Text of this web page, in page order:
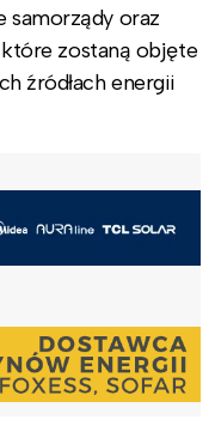
samorządy oraz
zostaną objęte
źródłach energii